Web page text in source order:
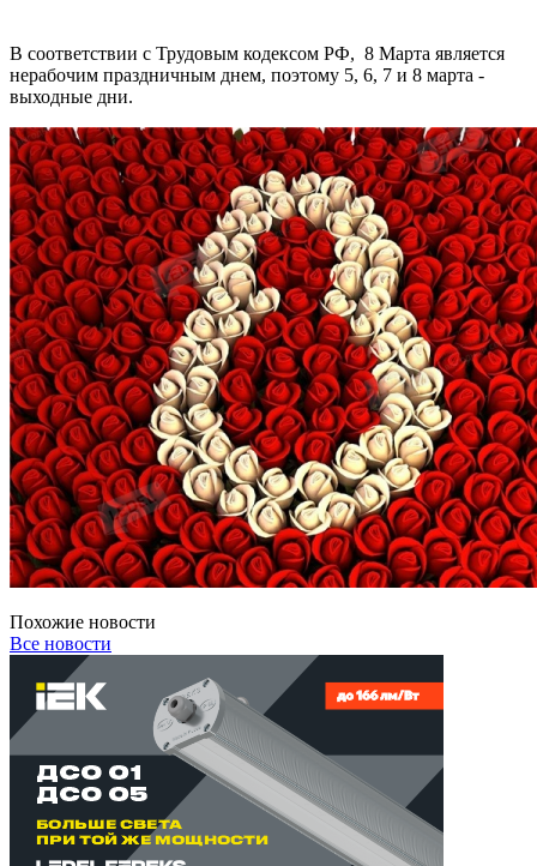
В соответствии с Трудовым кодексом РФ, 8 Марта является
нерабочим праздничным днем, поэтому 5, 6, 7 и 8 марта -
выходные дни.
Похожие новости
Все новости